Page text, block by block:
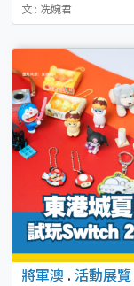
文 : 冼婉君
將軍澳 . 活動展覽